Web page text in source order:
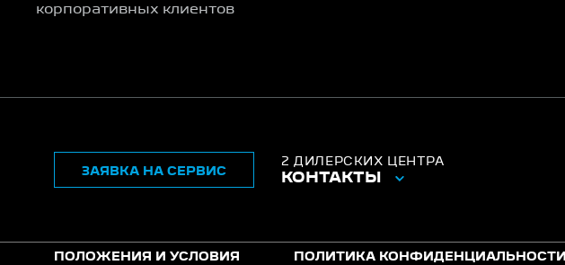
корпоративных клиентов
2 ДИЛЕРСКИХ ЦЕНТРА
КОНТАКТЫ
ЗАЯВКА НА СЕРВИС
ПОЛОЖЕНИЯ И УСЛОВИЯ ПОЛИТИКА КОНФИДЕНЦИАЛЬНОСТИ